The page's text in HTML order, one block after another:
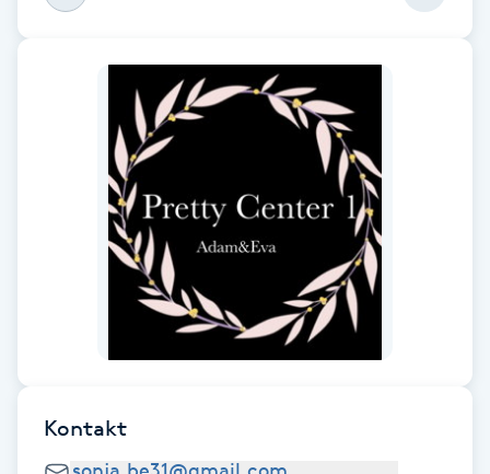
Japansk massage
Kemisk peeling
Keratinbehandling
Kontakt